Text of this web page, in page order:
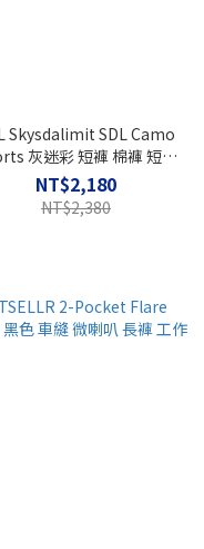
Skysdalimit SDL Camo
灰迷彩 短褲 棉褲 短棉
褲
NT$2,180
NT$2,380